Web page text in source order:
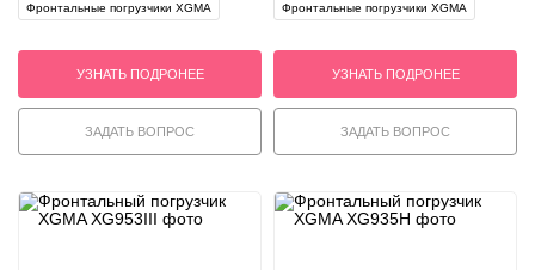
Фронтальные погрузчики XGMA
УЗНАТЬ ПОДРОНЕЕ
ЗАДАТЬ ВОПРОС
Фронтальные погрузчики XGMA
УЗНАТЬ ПОДРОНЕЕ
ЗАДАТЬ ВОПРОС